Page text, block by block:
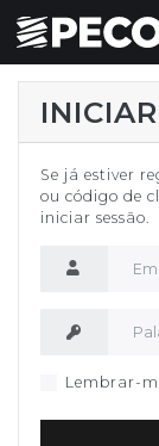
Se já estiver
ou código de
iniciar sessão.
Lembrar-